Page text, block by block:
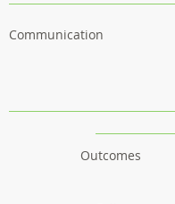
Outcomes
Communication